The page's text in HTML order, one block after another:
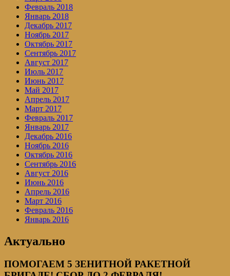
Февраль 2018
Январь 2018
Декабрь 2017
Ноябрь 2017
Октябрь 2017
Сентябрь 2017
Август 2017
Июль 2017
Июнь 2017
Май 2017
Апрель 2017
Март 2017
Февраль 2017
Январь 2017
Декабрь 2016
Ноябрь 2016
Октябрь 2016
Сентябрь 2016
Август 2016
Июнь 2016
Апрель 2016
Март 2016
Февраль 2016
Январь 2016
Актуально
ПОМОГАЕМ 5 ЗЕНИТНОЙ РАКЕТНОЙ